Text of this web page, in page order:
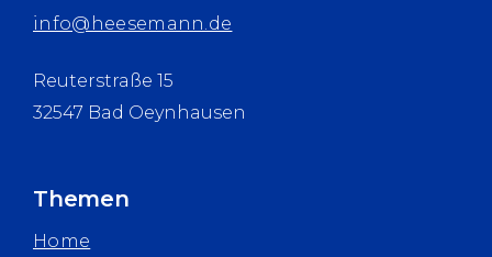
info@heesemann.de
Reuterstraße 15
32547 Bad Oeynhausen
Themen
Home